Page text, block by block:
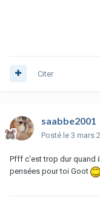
Citer
saabbe2001
Posté le 3 mars
Pfff c'est trop dur quand
pensées pour toi Goot